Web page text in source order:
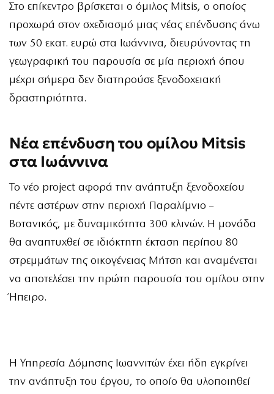
Στο επίκεντρο βρίσκεται ο όμιλος Mitsis, ο οποίος
προχωρά στον σχεδιασμό μιας νέας επένδυσης άνω
των 50 εκατ. ευρώ στα Ιωάννινα, διευρύνοντας τη
γεωγραφική του παρουσία σε μία περιοχή όπου
μέχρι σήμερα δεν διατηρούσε ξενοδοχειακή
δραστηριότητα.
Νέα επένδυση του ομίλου Mitsis
στα Ιωάννινα
Το νέο project αφορά την ανάπτυξη ξενοδοχείου
πέντε αστέρων στην περιοχή Παραλίμνιο –
Βοτανικός, με δυναμικότητα 300 κλινών. Η μονάδα
θα αναπτυχθεί σε ιδιόκτητη έκταση περίπου 80
στρεμμάτων της οικογένειας Μήτση και αναμένεται
να αποτελέσει την πρώτη παρουσία του ομίλου στην
Ήπειρο.
Η Υπηρεσία Δόμησης Ιωαννιτών έχει ήδη εγκρίνει
την ανάπτυξη του έργου, το οποίο θα υλοποιηθεί